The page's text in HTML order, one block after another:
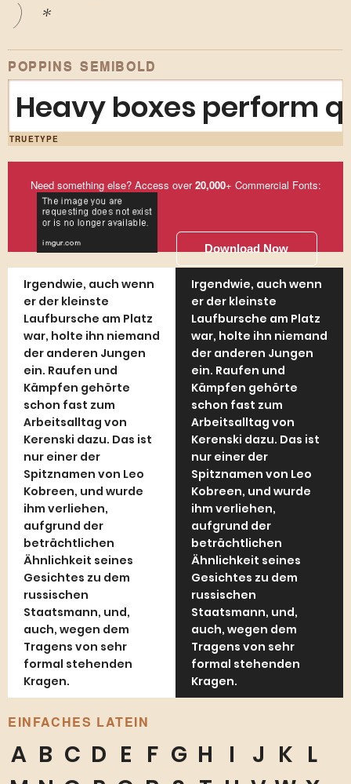
)
*
POPPINS SEMIBOLD
Heavy boxes perform
TRUETYPE
Need something else? Access over20,000+ Commercial Fonts:
Download Now
Irgendwie, auch wenn
er der kleinste
Laufbursche am Platz
war, holte ihn niemand
der anderen Jungen
ein. Raufen und
Kämpfen gehörte
schon fast zum
Arbeitsalltag von
Kerenski dazu. Das ist
nur einer der
Spitznamen von Leo
Kobreen, und wurde
ihm verliehen,
aufgrund der
beträchtlichen
Ähnlichkeit seines
Gesichtes zu dem
russischen
Staatsmann, und,
auch, wegen dem
Tragens von sehr
formal stehenden
Kragen.
Irgendwie, auch wenn
er der kleinste
Laufbursche am Platz
war, holte ihn niemand
der anderen Jungen
ein. Raufen und
Kämpfen gehörte
schon fast zum
Arbeitsalltag von
Kerenski dazu. Das ist
nur einer der
Spitznamen von Leo
Kobreen, und wurde
ihm verliehen,
aufgrund der
beträchtlichen
Ähnlichkeit seines
Gesichtes zu dem
russischen
Staatsmann, und,
auch, wegen dem
Tragens von sehr
formal stehenden
Kragen.
EINFACHES LATEIN
A B C D E F G H I J K L